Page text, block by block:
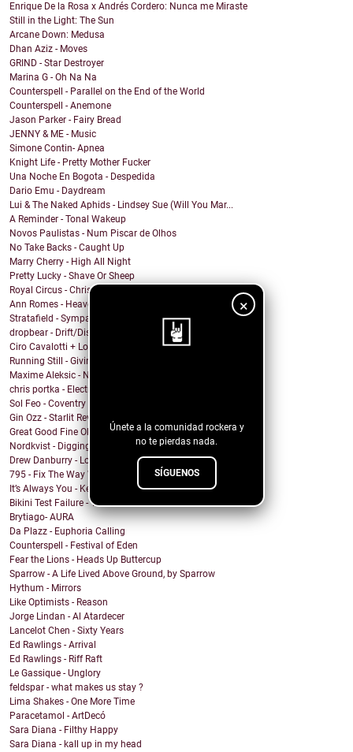
×
Únete a la comunidad rockera y
no te pierdas nada.
SÍGUENOS
Enrique De la Rosa x Andrés Cordero: Nunca me Miraste
Still in the Light: The Sun
Arcane Down: Medusa
Dhan Aziz - Moves
GRIND - Star Destroyer
Marina G - Oh Na Na
Counterspell - Parallel on the End of the World
Counterspell - Anemone
Jason Parker - Fairy Bread
JENNY & ME - Music
Simone Contin- Apnea
Knight Life - Pretty Mother Fucker
Una Noche En Bogota - Despedida
Dario Emu - Daydream
Lui & The Naked Aphids - Lindsey Sue (Will You Mar...
A Reminder - Tonal Wakeup
Novos Paulistas - Num Piscar de Olhos
No Take Backs - Caught Up
Marry Cherry - High All Night
Pretty Lucky - Shave Or Sheep
Royal Circus - Christmas in blue
Ann Romes - Heaven
Stratafield - Sympathetic Waveforms
dropbear - Drift/Dissolve
Ciro Cavalotti + Los Chicos del Espacio - Brillar
Running Still - Giving Up
Maxime Aleksic - Need to Move On
chris portka - Electric Guitar Quartet (In C#)
Sol Feo - Coventry
Gin Ozz - Starlit Reverie
Great Good Fine Ok x Danielle Bradbery - Appetite
Nordkvist - Digging Trenches
Drew Danburry - Love
795 - Fix The Way We Were
It’s Always You - Keep My Head Above Water
Bikini Test Failure - You've Still Got It
Brytiago- AURA
Da Plazz - Euphoria Calling
Counterspell - Festival of Eden
Fear the Lions - Heads Up Buttercup
Sparrow - A Life Lived Above Ground, by Sparrow
Hythum - Mirrors
Like Optimists - Reason
Jorge Lindan - Al Atardecer
Lancelot Chen - Sixty Years
Ed Rawlings - Arrival
Ed Rawlings - Riff Raft
Le Gassique - Unglory
feldspar - what makes us stay ?
Lima Shakes - One More Time
Paracetamol - ArtDecó
Sara Diana - Filthy Happy
Sara Diana - kall up in my head